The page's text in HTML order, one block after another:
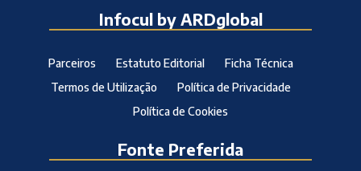
Infocul by ARDglobal
Parceiros Estatuto Editorial
Ficha Técnica
Termos de Utilização
Política de Privacidade
Política de Cookies
Fonte Preferida